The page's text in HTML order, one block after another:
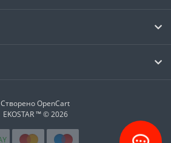
СтвореноOpenCart
EKOSTAR ™ © 2026